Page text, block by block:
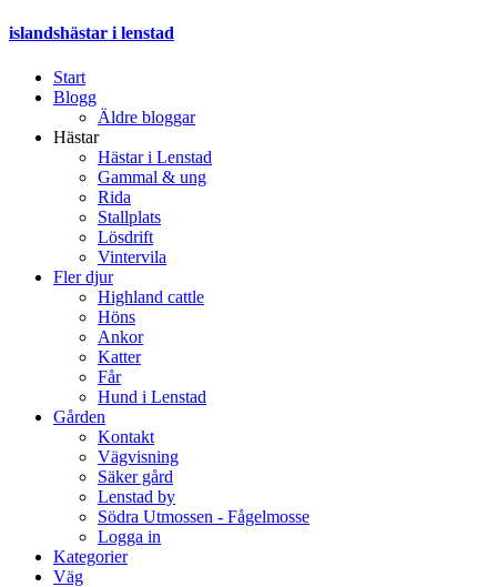
islandshästar i lenstad
Start
Blogg
Äldre bloggar
Hästar
Hästar i Lenstad
Gammal & ung
Rida
Stallplats
Lösdrift
Vintervila
Fler djur
Highland cattle
Höns
Ankor
Katter
Får
Hund i Lenstad
Gården
Kontakt
Vägvisning
Säker gård
Lenstad by
Södra Utmossen - Fågelmosse
Logga in
Kategorier
Väg